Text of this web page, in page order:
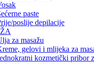
paste
poslije depilacije
za masažu
gelovi i mlijeka za
kozmetički pribor